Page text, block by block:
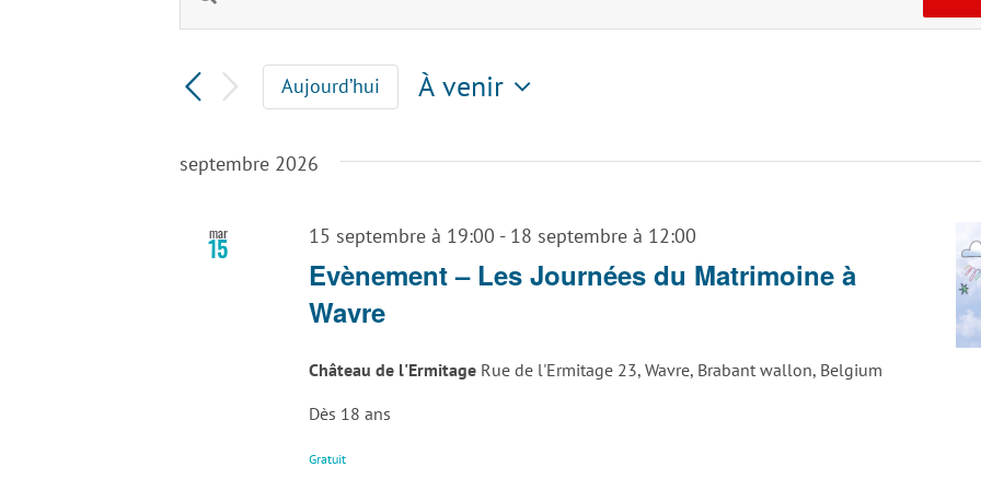
Recherche
et
navigation
de
Évènements
mot-
Évènements
clé.
Aujourd’hui
À venir
date.
septembre 2026
mar
15 15 septembre à 19:00 - 18 septembre à 12:00
Evènement – Les Journées du Matrimoine à
Wavre
Château de l'Ermitage Rue de l'Ermitage 23, Wavre, Brabant wallon, Belgium
Dès 18 ans
Gratuit